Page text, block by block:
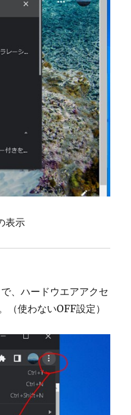
表示
、ハードウエアアクセ
（使わないOFF設定）